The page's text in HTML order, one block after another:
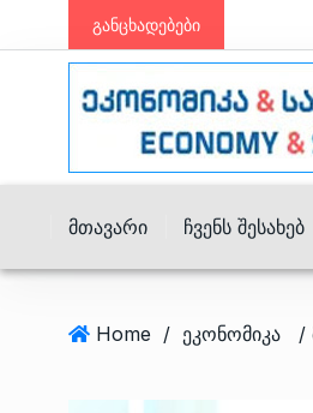
განცხადებები
Მთავარი Ჩვენს Შესახებ
Home / ეკონომიკა